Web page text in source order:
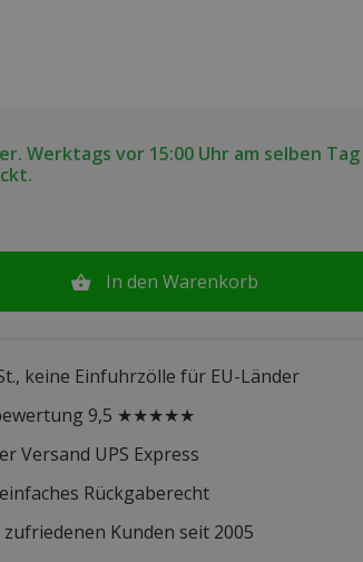
Werktags vor 15:00 Uhr am selben
In den Warenkorb
keine Einfuhrzölle für EU-Länder
9,5 ★★★★★
Versand UPS Express
Rückgaberecht
zufriedenen Kunden seit 2005